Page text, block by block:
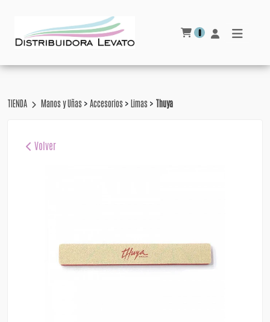
0
TIENDA Manos y Uñas > Accesorios > Limas > Thuya
Volver